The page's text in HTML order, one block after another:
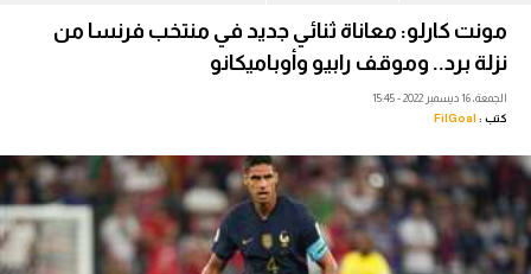
ميركاتو
فانتازي في الجول
مسابقة التوقعات
فيديوهات
عدسات
مونت كارلو: معاناة ثنائي جديد في منتخب فرنسا من
نزلة برد.. وموقف رابيو وأوباميكانو
الجمعة، 16 ديسمبر 2022 - 15:45
كتب : FilGoal